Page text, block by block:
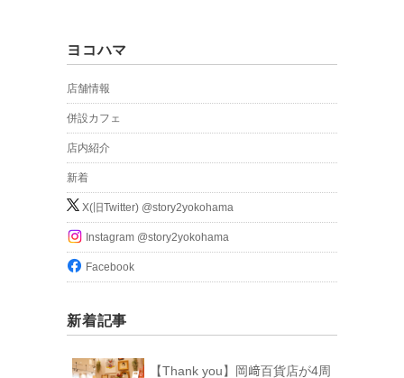
ヨコハマ
店舗情報
併設カフェ
店内紹介
新着
X(旧Twitter) @story2yokohama
Instagram @story2yokohama
Facebook
新着記事
【Thank you】岡﨑百貨店が4周